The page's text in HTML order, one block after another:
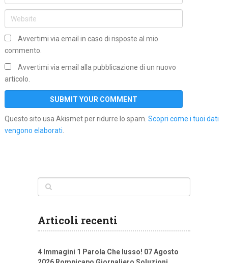
Avvertimi via email in caso di risposte al mio
commento.
Avvertimi via email alla pubblicazione di un nuovo
articolo.
Questo sito usa Akismet per ridurre lo spam. Scopri come i tuoi dati
vengono elaborati.
Articoli recenti
4 Immagini 1 Parola Che lusso! 07 Agosto